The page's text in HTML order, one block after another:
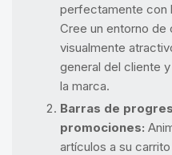
perfectamente con
Cree un entorno
visualmente
general del cliente
la marca.
Barras de
promociones:
artículos a su